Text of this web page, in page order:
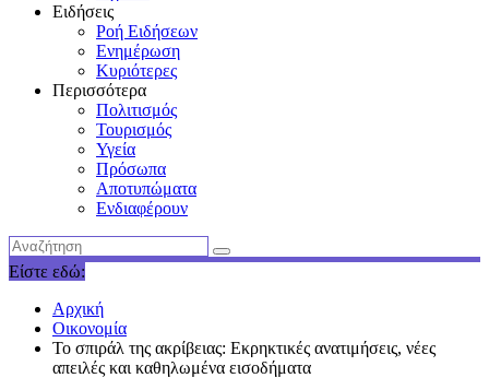
Ειδήσεις
Ροή Ειδήσεων
Ενημέρωση
Κυριότερες
Περισσότερα
Πολιτισμός
Τουρισμός
Υγεία
Πρόσωπα
Αποτυπώματα
Ενδιαφέρουν
Είστε εδώ:
Αρχική
Οικονομία
Το σπιράλ της ακρίβειας: Εκρηκτικές ανατιμήσεις, νέες
απειλές και καθηλωμένα εισοδήματα